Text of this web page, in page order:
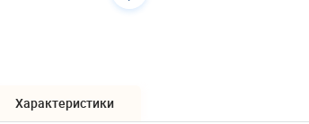
Характеристики